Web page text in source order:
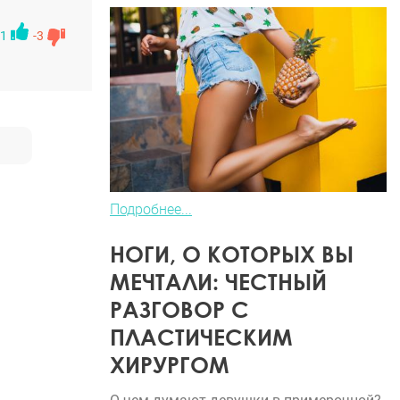
что-
1 -3
Подробнее...
НОГИ, О КОТОРЫХ ВЫ
МЕЧТАЛИ: ЧЕСТНЫЙ
РАЗГОВОР С
ПЛАСТИЧЕСКИМ
ХИРУРГОМ